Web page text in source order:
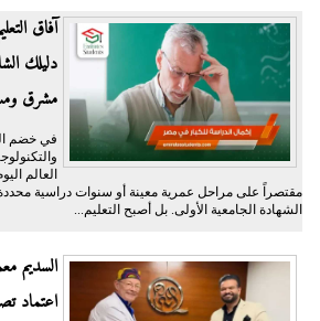
آفاق
دليلك
مشرق
في خضم
العالم
مقتصراً على مراحل عمرية معينة أو سنوات دراسية
الشهادة الجامعية الأولى. بل أصبح التعليم...
السديم